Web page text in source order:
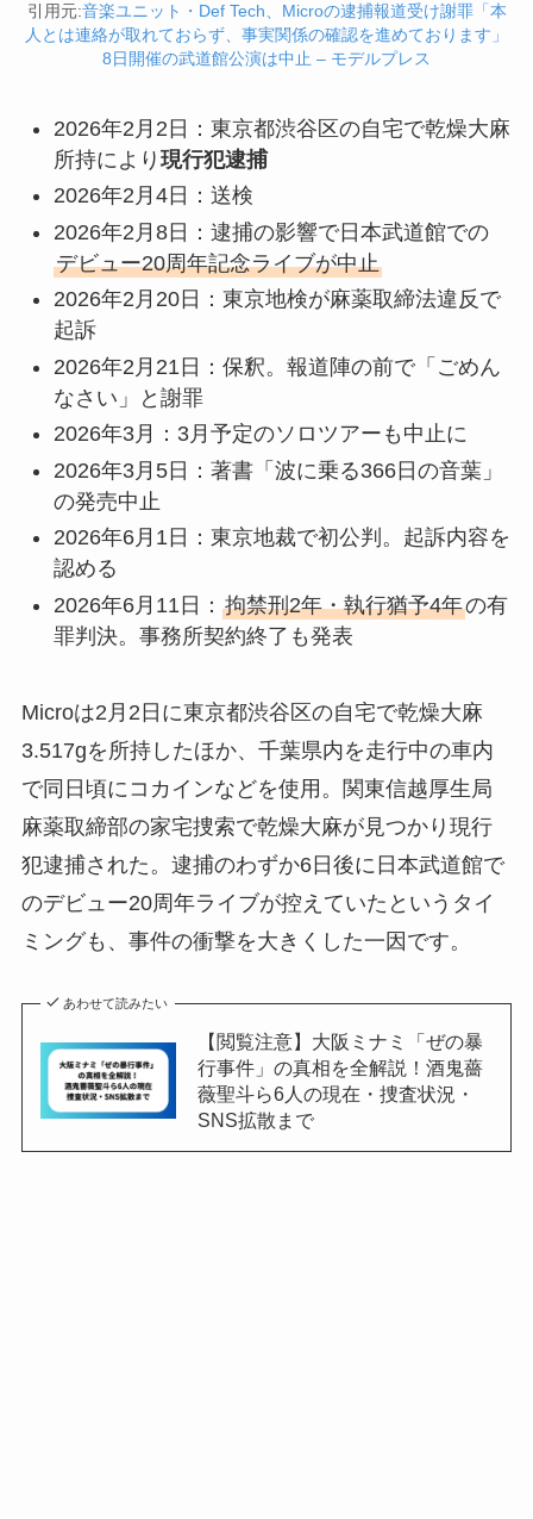
引用元:音楽ユニット・Def Tech、Microの逮捕報道受け謝罪「本
人とは連絡が取れておらず、事実関係の確認を進めております」
8日開催の武道館公演は中止 – モデルプレス
2026年2月2日：東京都渋谷区の自宅で乾燥大麻
所持により 現行犯逮捕
2026年2月4日：送検
2026年2月8日：逮捕の影響で日本武道館での
デビュー20周年記念ライブが中止
2026年2月20日：東京地検が麻薬取締法違反で
起訴
2026年2月21日：保釈。報道陣の前で「ごめん
なさい」と謝罪
2026年3月：3月予定のソロツアーも中止に
2026年3月5日：著書「波に乗る366日の音葉」
の発売中止
2026年6月1日：東京地裁で初公判。起訴内容を
認める
2026年6月11日： 拘禁刑2年・執行猶予4年の有
罪判決。事務所契約終了も発表
Microは2月2日に東京都渋谷区の自宅で乾燥大麻
3.517gを所持したほか、千葉県内を走行中の車内
で同日頃にコカインなどを使用。関東信越厚生局
麻薬取締部の家宅捜索で乾燥大麻が見つかり現行
犯逮捕された。逮捕のわずか6日後に日本武道館で
のデビュー20周年ライブが控えていたというタイ
ミングも、事件の衝撃を大きくした一因です。
あわせて読みたい
【閲覧注意】大阪ミナミ「ぜの暴
行事件」の真相を全解説！酒鬼薔
薇聖斗ら6人の現在・捜査状況・
SNS拡散まで